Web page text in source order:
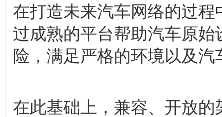
在打造未来汽车网络的过
过成熟的平台帮助汽车原
险，满足严格的环境以及
在此基础上，兼容、开放